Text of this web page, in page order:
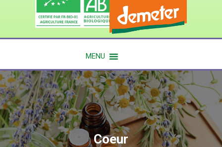
MENU
Coeur